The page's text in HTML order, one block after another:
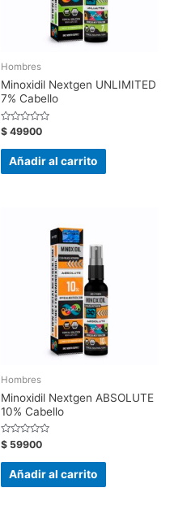
Hombres
Minoxidil Nextgen UNLIMITED
7% Cabello
Valorado
con
0
$ 49900
Añadir al carrito
Hombres
Minoxidil Nextgen ABSOLUTE
10% Cabello
Valorado
con
0
$ 59900
Añadir al carrito